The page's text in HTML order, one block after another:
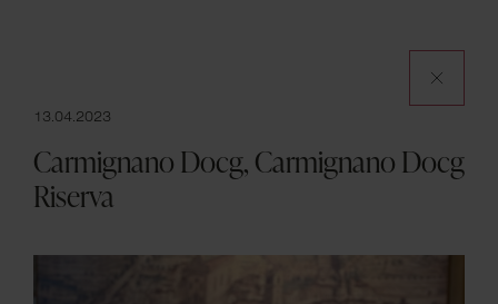
Il Club
13.04.2023
Carmignano Docg, Carmignano Docg
Riserva